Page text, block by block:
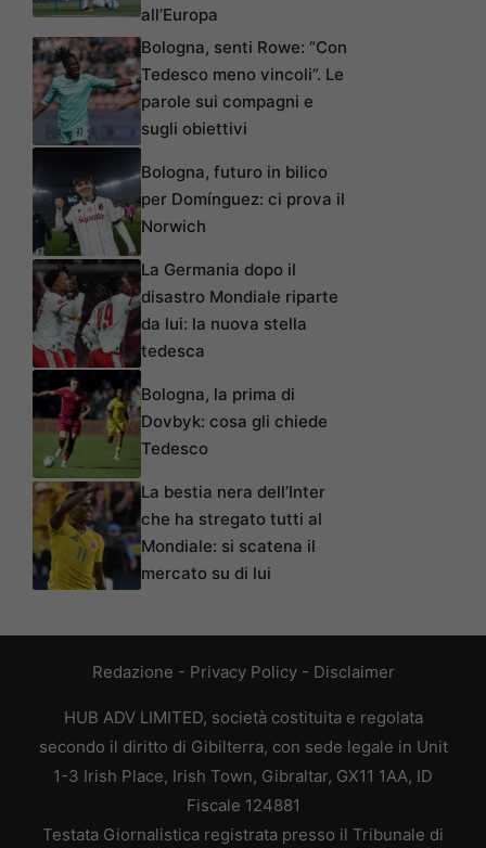
all’Europa
Bologna, senti Rowe: “Con
Tedesco meno vincoli”. Le
parole sui compagni e
sugli obiettivi
Bologna, futuro in bilico
per Domínguez: ci prova il
Norwich
La Germania dopo il
disastro Mondiale riparte
da lui: la nuova stella
tedesca
Bologna, la prima di
Dovbyk: cosa gli chiede
Tedesco
La bestia nera dell’Inter
che ha stregato tutti al
Mondiale: si scatena il
mercato su di lui
Redazione - Privacy Policy- Disclaimer
HUB ADV LIMITED, società costituita e regolata
secondo il diritto di Gibilterra, con sede legale in Unit
1-3 Irish Place, Irish Town, Gibraltar, GX11 1AA, ID
Fiscale 124881
Testata Giornalistica registrata presso il Tribunale di